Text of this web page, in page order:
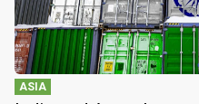
ASIA